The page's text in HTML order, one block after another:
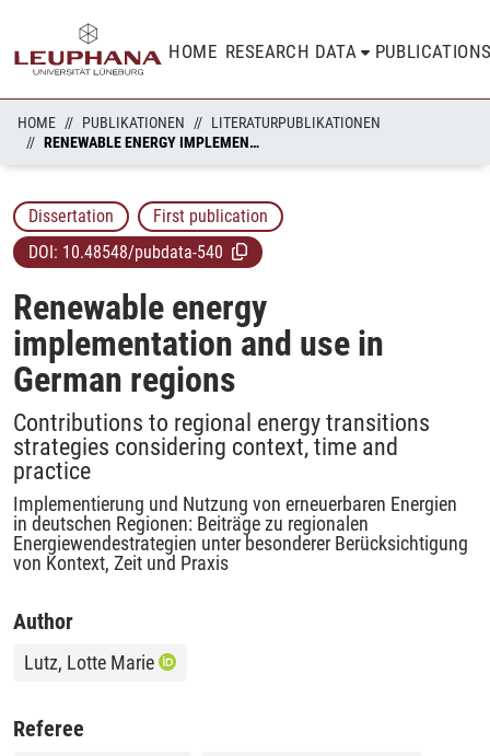
HOME RESEARCH DATA
HOME PUBLIKATIONEN
LITERATURPUBLIKATIONEN
RENEWABLE ENERGY IMPLEMENTATION AND USE IN GERMAN REGIONS
Dissertation
First publication
DOI: 10.48548/pubdata-540
Renewable energy
implementation and use in
German regions
Contributions to regional energy transitions
strategies considering context, time and
practice
Implementierung und Nutzung von erneuerbaren Energien
in deutschen Regionen: Beiträge zu regionalen
Energiewendestrategien unter besonderer Berücksichtigung
von Kontext, Zeit und Praxis
Author
Lutz, Lotte Marie
Referee